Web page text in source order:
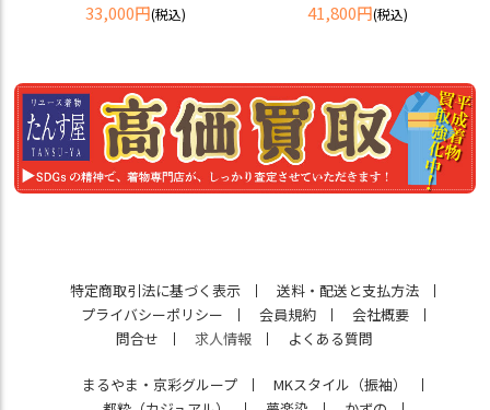
33,000円(税込) 41,800円(税込)
特定商取引法に基づく表示
送料・配送と支払方法
プライバシーポリシー
会員規約
会社概要
問合せ
求人情報 よくある質問
まるやま・京彩グループ
MKスタイル（振袖）